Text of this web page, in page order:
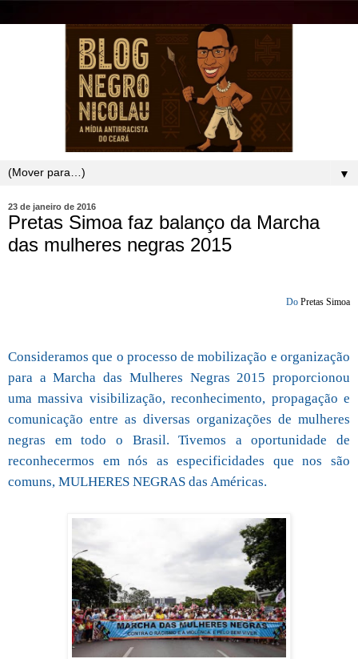
▼
23 de janeiro de 2016
Pretas Simoa faz balanço da Marcha
das mulheres negras 2015
Do Pretas Simoa
Consideramos que o processo de mobilização e organização
para a Marcha das Mulheres Negras 2015 proporcionou
uma massiva visibilização, reconhecimento, propagação e
comunicação entre as diversas organizações de mulheres
negras em todo o Brasil. Tivemos a oportunidade de
reconhecermos em nós as especificidades que nos são
comuns, MULHERES NEGRAS das Américas.